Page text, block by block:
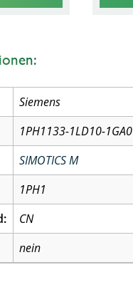
Siemens
1PH1133-1LD10-1GA0
SIMOTICS M
1PH1
CN
nein